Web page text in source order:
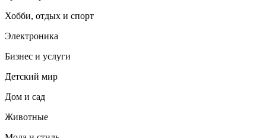
Хобби, отдых и спорт
Электроника
Бизнес и услуги
Детский мир
Дом и сад
Животные